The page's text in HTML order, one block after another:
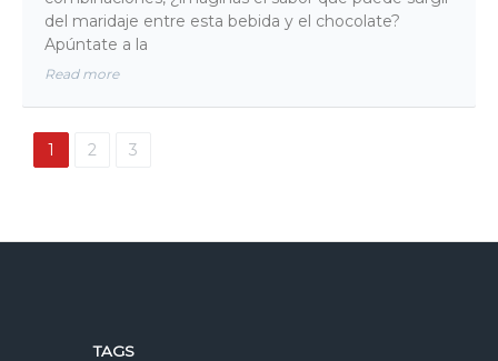
del maridaje entre esta bebida y el chocolate?
Apúntate a la
Read more
1 2 3
TAGS